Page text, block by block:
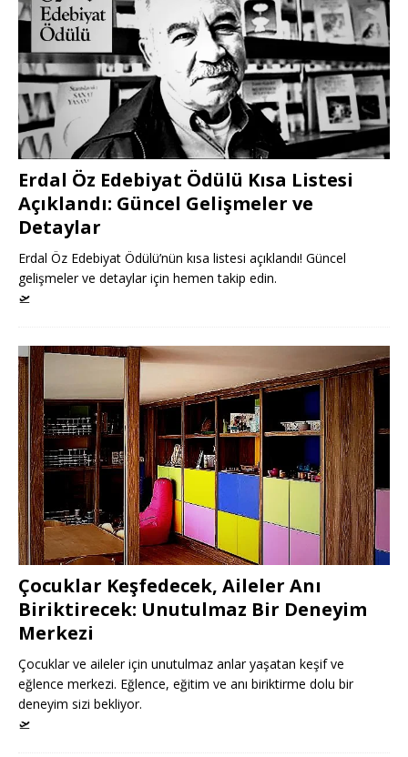
Erdal Öz Edebiyat Ödülü Kısa Listesi
Açıklandı: Güncel Gelişmeler ve
Detaylar
Erdal Öz Edebiyat Ödülü’nün kısa listesi açıklandı! Güncel
gelişmeler ve detaylar için hemen takip edin.
🛫
Çocuklar Keşfedecek, Aileler Anı
Biriktirecek: Unutulmaz Bir Deneyim
Merkezi
Çocuklar ve aileler için unutulmaz anlar yaşatan keşif ve
eğlence merkezi. Eğlence, eğitim ve anı biriktirme dolu bir
deneyim sizi bekliyor.
🛫